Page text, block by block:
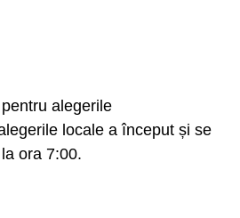
alegerile
locale a început și se
ora 7:00.